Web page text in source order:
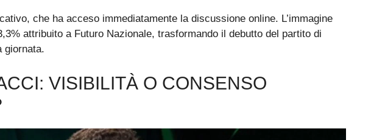
che ha acceso immediatamente la discussione online. L’immagine
attribuito a Futuro Nazionale, trasformando il debutto del partito di
giornata.
VISIBILITÀ O CONSENSO